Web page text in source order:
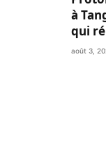
à
qui
août 3,